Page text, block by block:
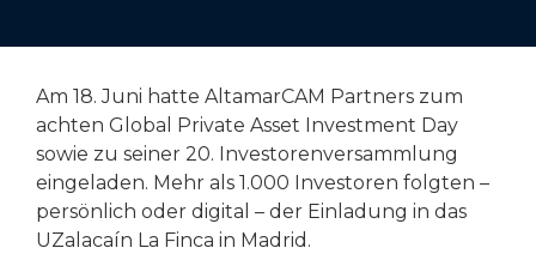
Am 18. Juni hatte AltamarCAM Partners zum
achten Global Private Asset Investment Day
sowie zu seiner 20. Investorenversammlung
eingeladen. Mehr als 1.000 Investoren folgten –
persönlich oder digital – der Einladung in das
UZalacaín La Finca in Madrid.